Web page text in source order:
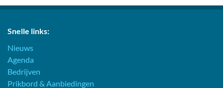
Snelle links:
Nieuws
Agenda
Bedrijven
Prikbord & Aanbiedingen